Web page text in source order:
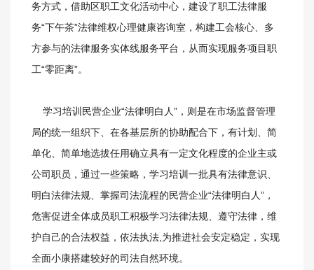
务方式，借助区职工文化活动中心，建设了职工法律服
务“下午茶”法律维权心理健康咨询室，构建工会核心、多
方参与的法律服务实体线服务平台，从而实现服务项目职
工“零距离”。
学习培训民营企业“法律明白人”，则是在市场监督管理
局的统一组织下、在各基层所的协助配合下，有计划、简
单化、简单地选拔任用确立具有一定文化程度的企业主或
公司职员，通过一些策略，学习培训一批具有法律意识、
明白法律法规、掌握司法流程的民营企业“法律明白人”，
危害促进全体成员职工积极学习法律法规、遵守法律，维
护自己的合法权益，依法执法,为推进社会安定稳定，实现
全面小康搭建较好的司法自然环境。